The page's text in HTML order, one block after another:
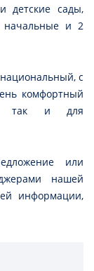
детские сады,
начальные и 2
с
комфортный
так и для
или
нашей
информации,